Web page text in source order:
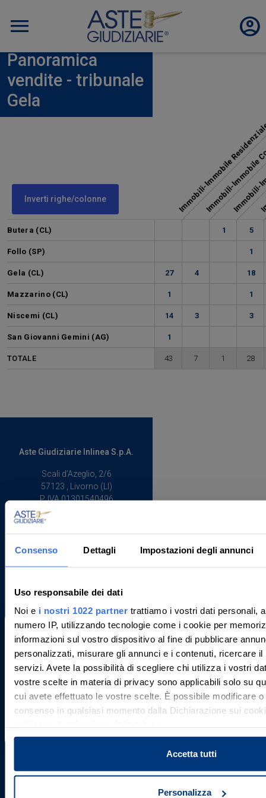
Consenso Dettagli Impostazioni degli annunci
Uso responsabile dei dati
Noi e i nostri 1022 partnertrattiamo i vostri dati personali,
numero IP, utilizzando tecnologie come i cookie per
informazioni sul vostro dispositivo al fine di pubblicare
personalizzati, misurare gli annunci e i contenuti, ricercare
servizi. Avete la possibilità di scegliere chi utilizza i vostri
vostre scelte in materia di privacy sono applicabili solo su
cui avete effettuato le vostre scelte. È possibile modificare
consenso in qualsiasi momento dalla Dichiarazione sui
Con il tuo consenso, vorremmo anche:
raccogliere informazioni sulla tua posizione
Accetta tutti
Personalizza
Panoramica
vendite - tribunale
Gela
Inverti righe/colonne Immobili-Immobile
Immobili-
Butera (CL) 1 5
Follo (SP) 1
Gela (CL) 27 4 18
Mazzarino (CL) 1 1
Niscemi (CL) 14 3 3
San Giovanni Gemini (AG) 1
TOTALE 43 7 1 28
Aste Giudiziarie Inlinea S.p.A.
Scali d’Azeglio, 2/6
57123 , Livorno (LI)
P. IVA 01301540496
Codice Unico Fatturazione:
REA LI - 116749
Telefono: +39 0586 20141
Facebook
LinkedinYoutube
X
Società iscritta al n. 1 dell’elenco siti
web autorizzati dal Ministero della
Giustizia alla pubblicità delle aste
giudiziarie - P.D.G. 21/07/2009
Società iscritta al n. 1 del registro
gestori vendite telematiche del
Ministero della Giustizia - P.D.G.
di
Ti aiutiamo a trovare, comprendere e
partecipare all’asta in sicurezza.
Con noi, passo dopo passo.
Scopri il servizio